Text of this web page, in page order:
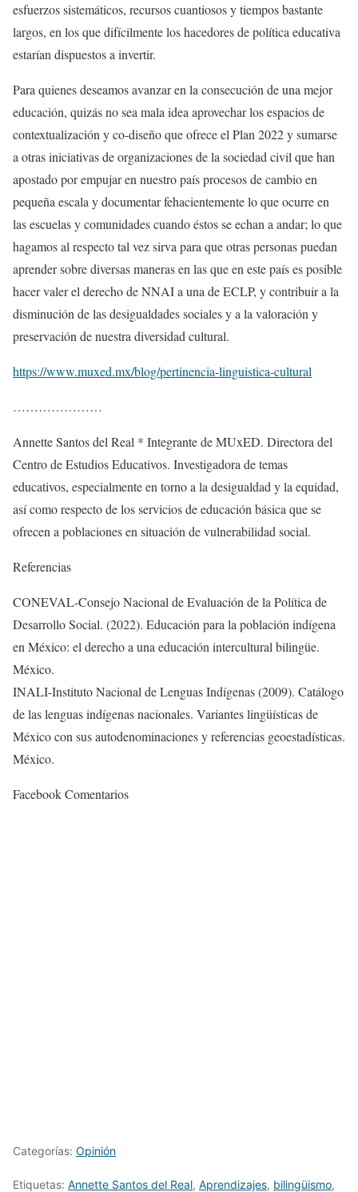
esfuerzos sistemáticos, recursos cuantiosos y tiempos bastante
largos, en los que difícilmente los hacedores de política educativa
estarían dispuestos a invertir.
Para quienes deseamos avanzar en la consecución de una mejor
educación, quizás no sea mala idea aprovechar los espacios de
contextualización y co-diseño que ofrece el Plan 2022 y sumarse
a otras iniciativas de organizaciones de la sociedad civil que han
apostado por empujar en nuestro país procesos de cambio en
pequeña escala y documentar fehacientemente lo que ocurre en
las escuelas y comunidades cuando éstos se echan a andar; lo que
hagamos al respecto tal vez sirva para que otras personas puedan
aprender sobre diversas maneras en las que en este país es posible
hacer valer el derecho de NNAI a una de ECLP, y contribuir a la
disminución de las desigualdades sociales y a la valoración y
preservación de nuestra diversidad cultural.
https://www.muxed.mx/blog/pertinencia-linguistica-cultural
…………………
Annette Santos del Real * Integrante de MUxED. Directora del
Centro de Estudios Educativos. Investigadora de temas
educativos, especialmente en torno a la desigualdad y la equidad,
así como respecto de los servicios de educación básica que se
ofrecen a poblaciones en situación de vulnerabilidad social.
Referencias
CONEVAL-Consejo Nacional de Evaluación de la Política de
Desarrollo Social. (2022). Educación para la población indígena
en México: el derecho a una educación intercultural bilingüe.
México.
INALI-Instituto Nacional de Lenguas Indígenas (2009). Catálogo
de las lenguas indígenas nacionales. Variantes lingüísticas de
México con sus autodenominaciones y referencias geoestadísticas.
México.
Facebook Comentarios
Categorías: Opinión
Etiquetas: Annette Santos del Real, Aprendizajes, bilingüismo,